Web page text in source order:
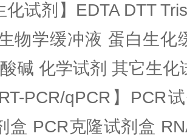
化试剂】EDTA DTT
物学缓冲液 蛋白生化
碱 化学试剂 其它生化
RT-PCR/qPCR】PCR
盒 PCR克隆试剂盒